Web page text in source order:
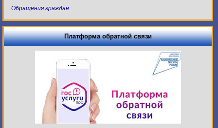
Обращения граждан
Платформа обратной связи